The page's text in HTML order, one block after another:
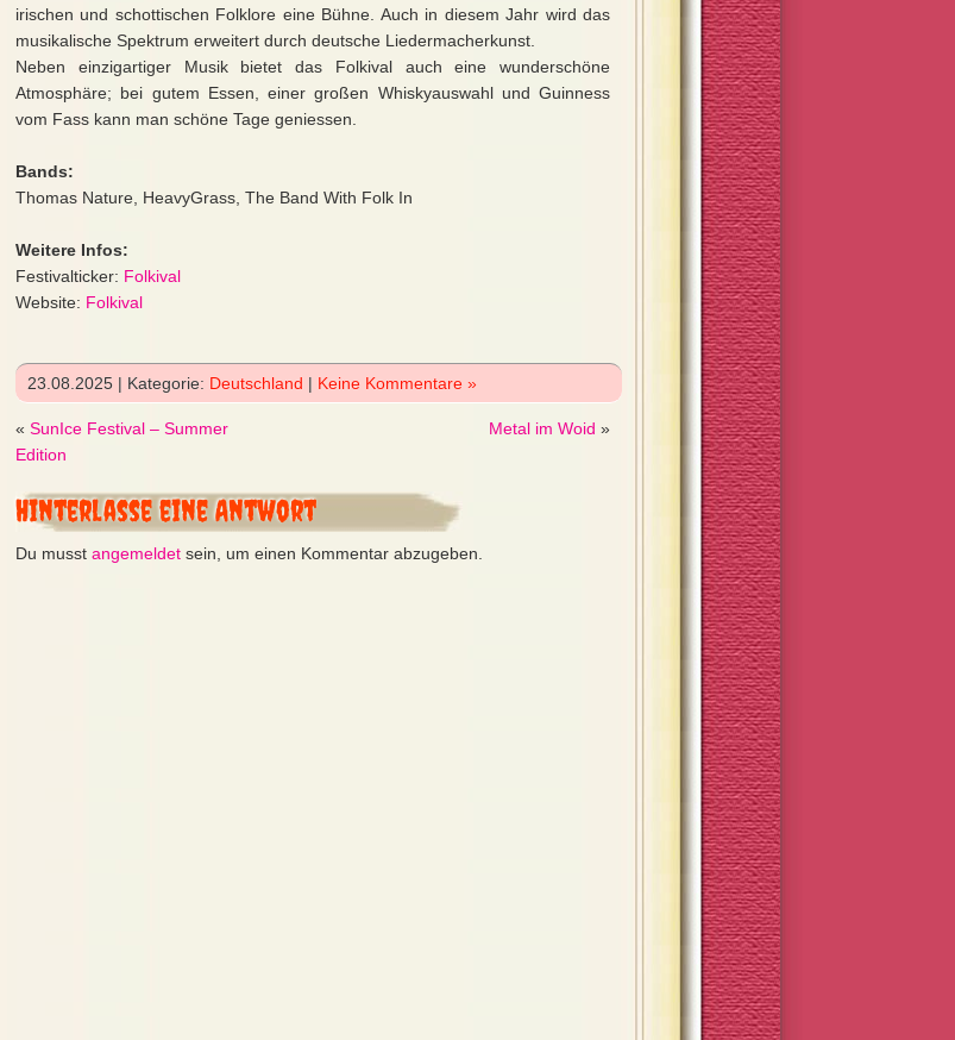
irischen und schottischen Folklore eine Bühne. Auch in diesem Jahr wird das
musikalische Spektrum erweitert durch deutsche Liedermacherkunst.
Neben einzigartiger Musik bietet das Folkival auch eine wunderschöne
Atmosphäre; bei gutem Essen, einer großen Whiskyauswahl und Guinness
vom Fass kann man schöne Tage geniessen.
Bands:
Thomas Nature, HeavyGrass, The Band With Folk In
Weitere Infos:
Festivalticker: Folkival
Website: Folkival
23.08.2025 | Kategorie: Deutschland | Keine Kommentare »
« SunIce Festival – Summer
Edition
Metal im Woid »
Hinterlasse eine Antwort
Du musst angemeldet sein, um einen Kommentar abzugeben.